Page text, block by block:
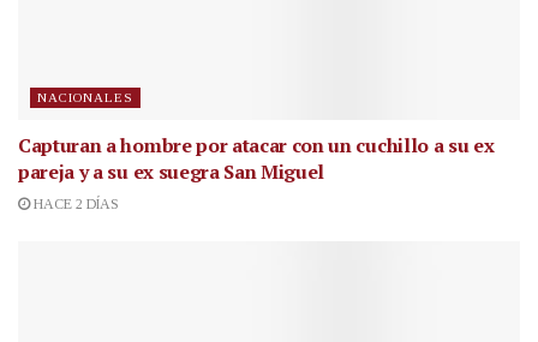
NACIONALES
Capturan a hombre por atacar con un cuchillo a su ex
pareja y a su ex suegra San Miguel
HACE 2 DÍAS